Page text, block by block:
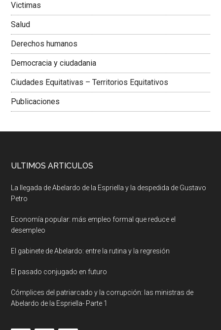
Victimas
Salud
Derechos humanos
Democracia y ciudadania
Ciudades Equitativas – Territorios Equitativos
Publicaciones
ULTIMOS ARTICULOS
La llegada de Abelardo de la Espriella y la despedida de Gustavo
Petro
Economía popular: más empleo formal que reduce el
desempleo
El gabinete de Abelardo: entre la rutina y la regresión
El pasado conjugado en futuro
Cómplices del patriarcado y la corrupción: las ministras de
Abelardo de la Espriella- Parte 1